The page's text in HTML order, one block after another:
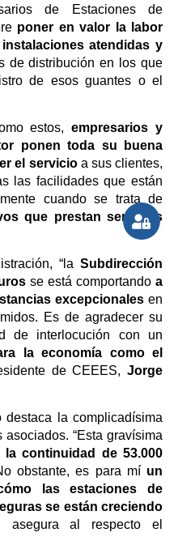
de Estaciones de
poner en valor la labor
atendidas y
de distribución en los que
de esos guantes o el
estos,empresarios y
ponen toda su buena
el servicioa sus clientes,
las facilidades que están
cuando se trata de
que prestan servicios
“la Subdirección
se está comportando a
excepcionalesen
Es de agradecer su
de interlocución con un
la economía como el
de CEEES, Jorge
la complicadísima
“Esta gravísima
la continuidad de 53.000
obstante, es para mí un
las estaciones de
se están creciendo
asegura al respecto el